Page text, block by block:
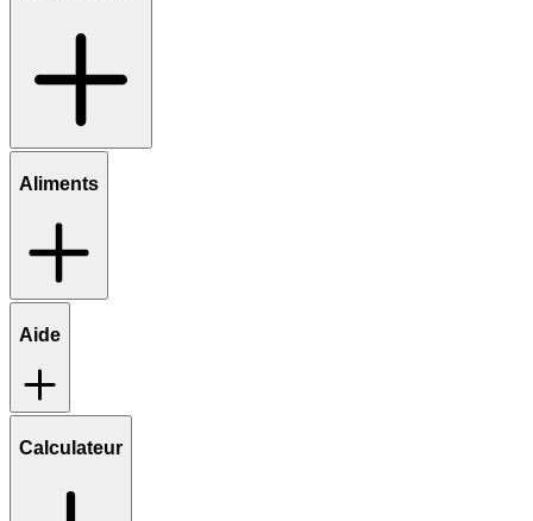
Aliments
Aide
Calculateur